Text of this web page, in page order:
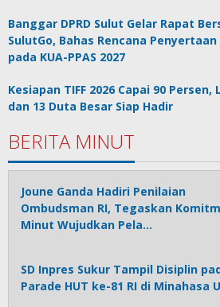
Banggar DPRD Sulut Gelar Rapat
SulutGo, Bahas Rencana
pada KUA-PPAS 2027
Kesiapan TIFF 2026 Capai 90
dan 13 Duta Besar Siap Hadir
BERITA MINUT
Joune Ganda Hadiri Penilaian
Ombudsman RI, Tegaskan
Minut Wujudkan Pela…
SD Inpres Sukur Tampil Disiplin
Parade HUT ke-81 RI di Minahasa